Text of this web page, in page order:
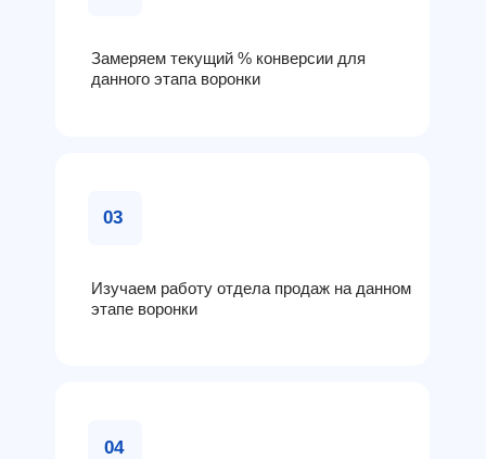
Замеряем текущий % конверсии для
данного этапа воронки
03
Изучаем работу отдела продаж на данном
этапе воронки
04